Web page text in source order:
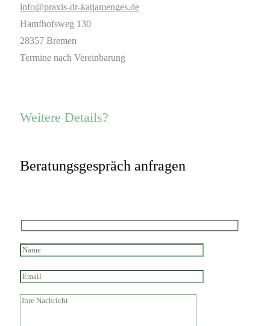
info@praxis-dr-katjamenges.de
Hamfhofsweg 130
28357 Bremen
Termine nach Vereinbarung
Weitere Details?
Beratungsgespräch anfragen